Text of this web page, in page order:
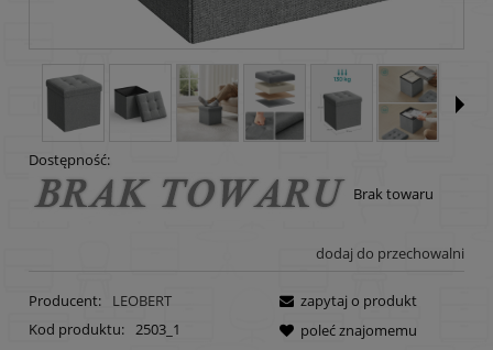
Dostępność:
Brak towaru
dodaj do przechowalni
Producent:
LEOBERT
Kod produktu: 2503_1
zapytaj o produkt
poleć znajomemu